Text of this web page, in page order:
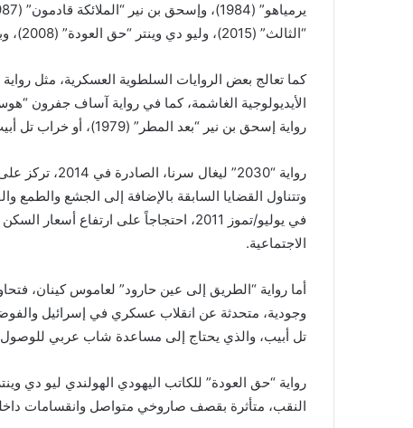
“الثالث” (2015)، وليو دي وينتر “حق العودة” (2008)، وبول ألستر “دولة أم عشيرة” (2020).
رواية إسحق بن نير “بعد المطر” (1979)، أو خراب تل أبيب، كما في رواية عاموس كينان “الكارثة 2” (1975).
رواية “2030”
وتتناول القضايا السابقة بالإضافة إلى الجشع والطمع
في يوليو/تموز 2011، احتجاجاً على
الاجتماعية.
أما رواية “الطريق إلى عين حارود” لعاموس كينان،
وجودية، متحدثة عن انقلاب عسكري في إسرائيل
تل أبيب، والذي يحتاج إلى مساعدة شاب عربي للوصول
رواية “حق العودة” للكاتب اليهودي الهولندي ليو دي
النقب، متأثرة بقصف صاروخي متواصل وانقسامات